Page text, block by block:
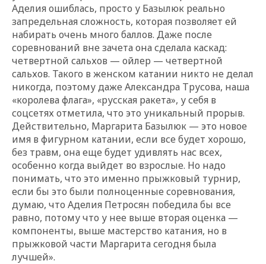
Аделия ошиблась, просто у Базылюк реально
запредельная сложность, которая позволяет ей
набирать очень много баллов. Даже после
соревнований вне зачета она сделала каскад:
четвертной сальхов — ойлер — четвертной
сальхов. Такого в женском катании никто не делал
никогда, поэтому даже Александра Трусова, наша
«королева флага», «русская ракета», у себя в
соцсетях отметила, что это уникальный прорыв.
Действительно, Маргарита Базылюк — это новое
имя в фигурном катании, если все будет хорошо,
без травм, она еще будет удивлять нас всех,
особенно когда выйдет во взрослые. Но надо
понимать, что это именно прыжковый турнир,
если бы это были полноценные соревнования,
думаю, что Аделия Петросян победила бы все
равно, потому что у нее выше вторая оценка —
компоненты, выше мастерство катания, но в
прыжковой части Маргарита сегодня была
лучшей».